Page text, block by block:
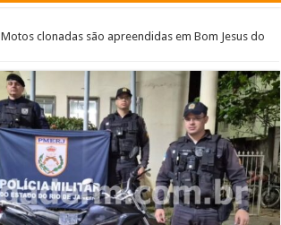
Motos clonadas são apreendidas em Bom Jesus do